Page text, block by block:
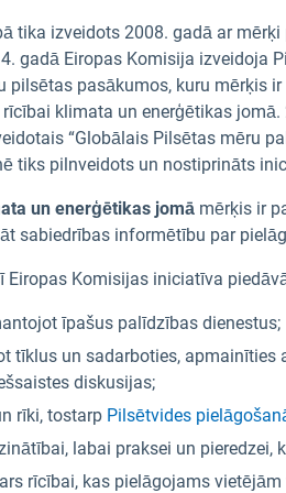
tika izveidots 2008. gadā ar
gadā Eiropas Komisija izveidoja
pilsētas pasākumos, kuru mērķis
klimata un enerģētikas
“Globālais Pilsētas mēru
tiks pilnveidots un nostiprināts
un enerģētikas jomā mērķis ir
sabiedrības informētību par
Eiropas Komisijas iniciatīva
īpašus palīdzības dienestus;
tīklus un sadarboties,
diskusijas;
rīki, tostarp Pilsētvides
labai praksei un pieredzei,
rīcībai, kas pielāgojams